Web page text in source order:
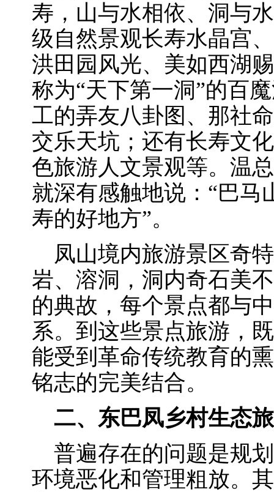
寿，山与水相依、洞与
级自然景观长寿水晶宫
洪田园风光、美如西湖
称为“天下第一洞”的百
工的弄友八卦图、那社
交乐天坑；还有长寿文
色旅游人文景观等。温
就深有感触地说：“巴马
寿的好地方”。
凤山境内旅游景区奇
岩、溶洞，洞内奇石美
的典故，每个景点都与
系。到这些景点旅游，
能受到革命传统教育的
铭志的完美结合。
二、东巴凤乡村生态
普遍存在的问题是规
环境恶化和管理粗放。